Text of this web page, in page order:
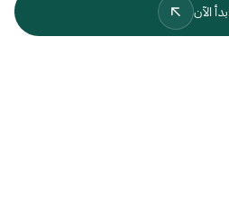
ابدأ الآن